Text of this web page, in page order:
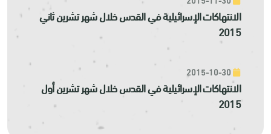
الانتهاكات الإسرائيلية في القدس خلال شهر تشرين ثاني
2015
الانتهاكات الإسرائيلية في القدس خلال شهر تشرين أول
2015